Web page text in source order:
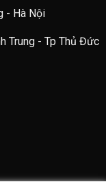
- Hà Nội
Trung - Tp Thủ Đức